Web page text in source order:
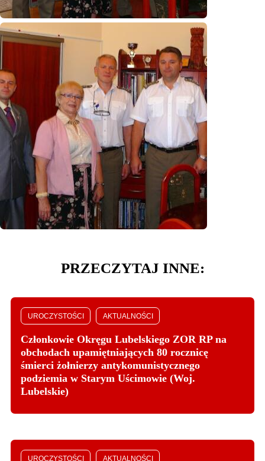
PRZECZYTAJ INNE:
UROCZYSTOŚCI AKTUALNOŚCI
Członkowie Okręgu Lubelskiego ZOR RP na
obchodach upamiętniających 80 rocznicę
śmierci żołnierzy antykomunistycznego
podziemia w Starym Uścimowie (Woj.
Lubelskie)
UROCZYSTOŚCI AKTUALNOŚCI